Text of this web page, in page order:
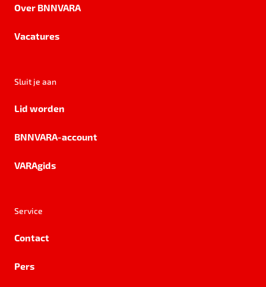
Over BNNVARA
Vacatures
Sluit je aan
Lid worden
BNNVARA-account
VARAgids
Service
Contact
Pers